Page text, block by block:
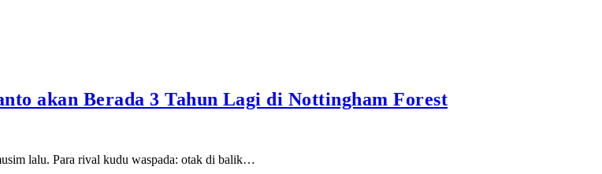
akan Berada 3 Tahun Lagi di Nottingham Forest
lalu. Para rival kudu waspada: otak di balik…